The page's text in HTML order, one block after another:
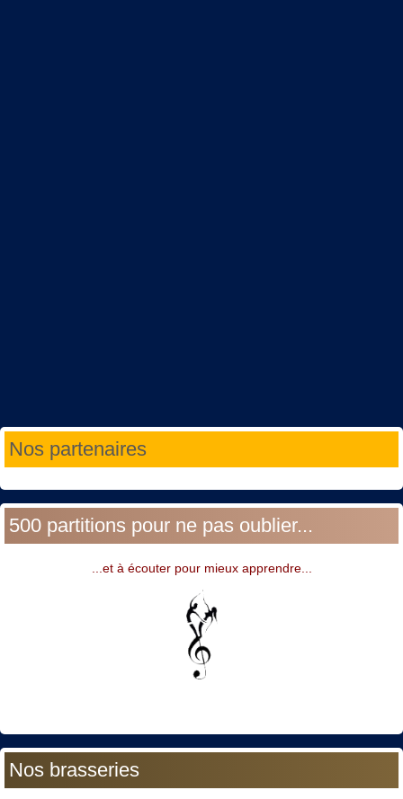
Nos partenaires
500 partitions pour ne pas oublier...
...et à écouter pour mieux apprendre...
Nos brasseries
Année
précédente
Mois
précédent
Année
suivante
Mois
suivant